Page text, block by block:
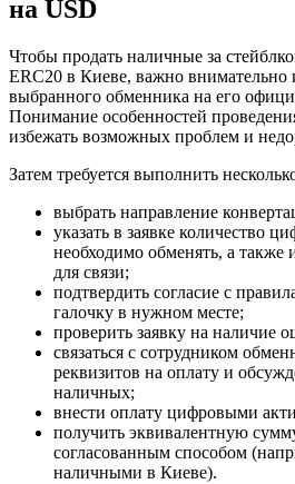
на USD
Чтобы продать наличные за
ERC20 в Киеве, важно внимательно
выбранного обменника на его
Понимание особенностей
избежать возможных проблем и
Затем требуется выполнить
выбрать направление
указать в заявке количество
необходимо обменять, а
для связи;
подтвердить согласие с
галочку в нужном месте;
проверить заявку на наличие
связаться с сотрудником
реквизитов на оплату и
наличных;
внести оплату цифровыми
получить эквивалентную
согласованным способом
наличными в Киеве).